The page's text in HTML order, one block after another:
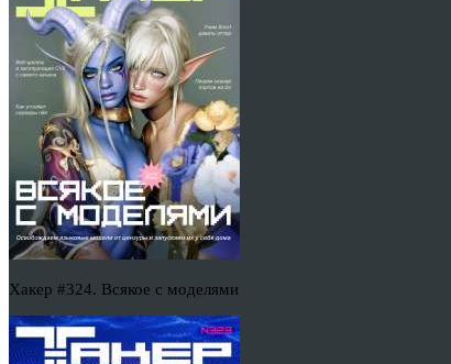
Хакер #324. Всякое с моделями